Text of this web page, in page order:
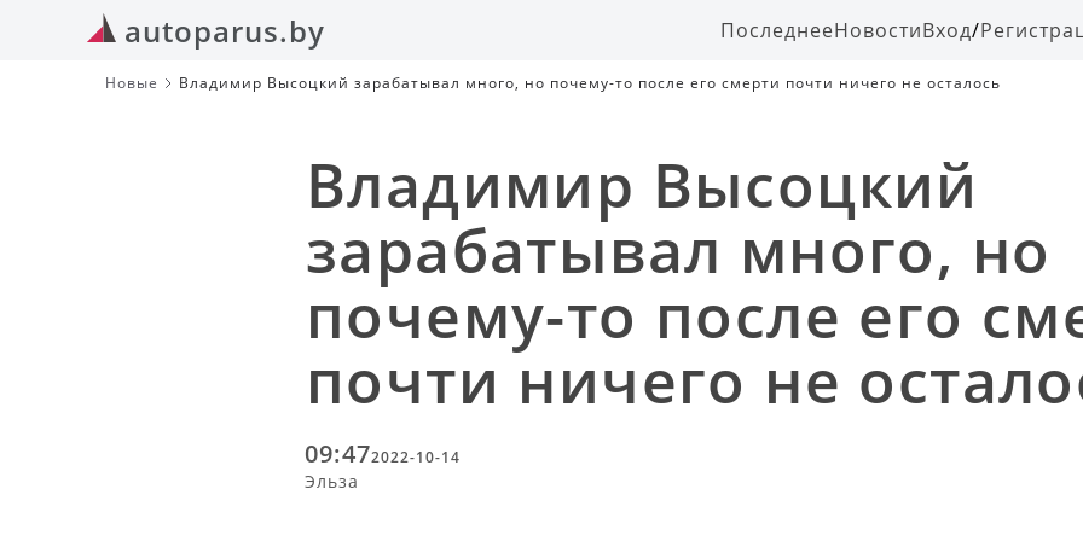
autoparus.by ПоследнееНовостиВход/
Новые Владимир Высоцкий зарабатывал много, но почему-то после его смерти почти ничего не осталось
Владимир Высоцкий
зарабатывал много, но
почему-то после его
почти ничего не
09:472022-10-14
Эльза